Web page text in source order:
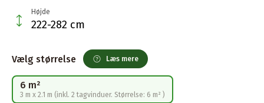
Højde
222-282 cm
Vælg størrelse Læs mere
6 m²
3 m x 2.1 m (inkl. 2 tagvinduer. Størrelse: 6 m² )